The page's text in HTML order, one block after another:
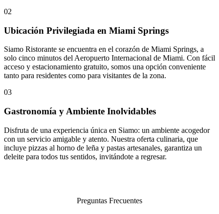
02
Ubicación Privilegiada en Miami Springs
Siamo Ristorante se encuentra en el corazón de Miami Springs, a
solo cinco minutos del Aeropuerto Internacional de Miami. Con fácil
acceso y estacionamiento gratuito, somos una opción conveniente
tanto para residentes como para visitantes de la zona.
03
Gastronomía y Ambiente Inolvidables
Disfruta de una experiencia única en Siamo: un ambiente acogedor
con un servicio amigable y atento. Nuestra oferta culinaria, que
incluye pizzas al horno de leña y pastas artesanales, garantiza un
deleite para todos tus sentidos, invitándote a regresar.
Preguntas Frecuentes